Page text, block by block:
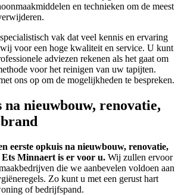
en technieken om de meest
vak dat veel kennis en ervaring
voor een hoge kwaliteit en service. U kunt
adviezen rekenen als het gaat om
voor het reinigen van uw tapijten.
ons op om de mogelijkheden te bespreken.
na nieuwbouw, renovatie,
eerste opkuis na nieuwbouw, renovatie,
Minnaert is er voor u. Wij zullen ervoor
die we aanbevelen voldoen aan
Zo kunt u met een gerust hart
of bedrijfspand.